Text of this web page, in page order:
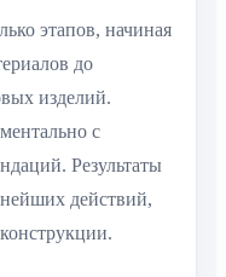
этапов, начиная
до
изделий.
с
Результаты
действий,